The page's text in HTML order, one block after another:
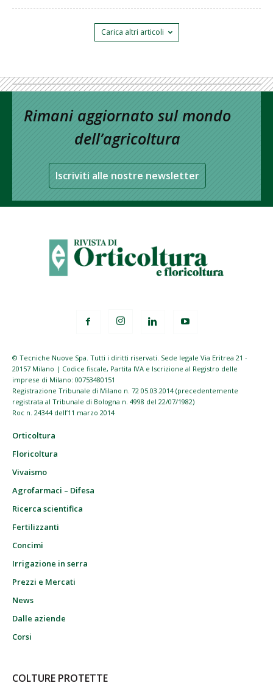
Carica altri articoli
Rimani aggiornato sul mondo
dell’agricoltura
Iscriviti alle nostre newsletter
© Tecniche Nuove Spa. Tutti i diritti riservati. Sede legale Via Eritrea 21 -
20157 Milano | Codice fiscale, Partita IVA e Iscrizione al Registro delle
imprese di Milano: 00753480151
Registrazione Tribunale di Milano n. 72 05.03.2014 (precedentemente
registrata al Tribunale di Bologna n. 4998 del 22/07/1982)
Roc n. 24344 dell’11 marzo 2014
Orticoltura
Floricoltura
Vivaismo
Agrofarmaci – Difesa
Ricerca scientifica
Fertilizzanti
Concimi
Irrigazione in serra
Prezzi e Mercati
News
Dalle aziende
Corsi
COLTURE PROTETTE